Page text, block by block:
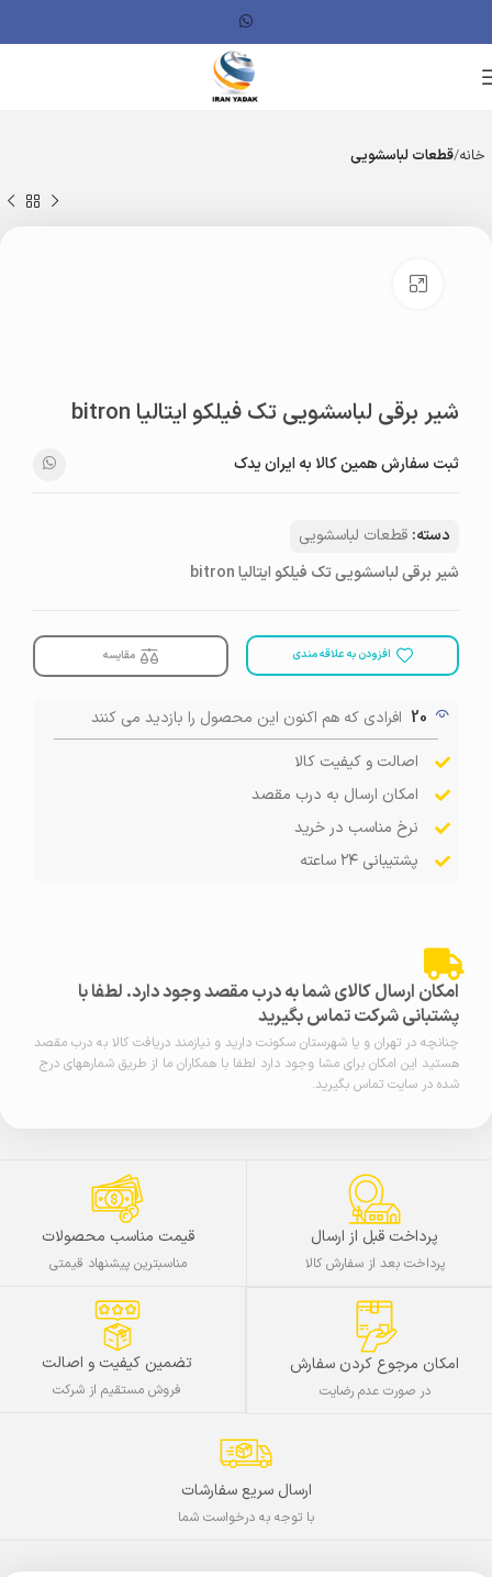
خانه قطعات لباسشویی
شیر برقی لباسشویی تک فیلکو ایتالیا bitron
ثبت سفارش همین کالا به ایران یدک
دسته: قطعات لباسشویی
شیر برقی لباسشویی تک فیلکو ایتالیا bitron
افزودن به علاقه مندی مقایسه
20 افرادی که هم اکنون این محصول را بازدید می کنند
اصالت و کیفیت کالا
امکان ارسال به درب مقصد
نرخ مناسب در خرید
پشتیبانی ۲۴ ساعته
امکان ارسال کالای شما به درب مقصد وجود دارد. لطفا با
پشتبانی شرکت تماس بگیرید
چنانچه در تهران و یا شهرستان سکونت دارید و نیازمند دریافت کالا به درب مقصد
هستید این امکان برای مشا وجود دارد لطفا با همکاران ما از طریق شمارههای درج
شده در سایت تماس بگیرید.
پرداخت قبل از ارسال
پرداخت بعد از سفارش کالا
قیمت مناسب محصولات
مناسبترین پیشنهاد قیمتی
امکان مرجوع کردن سفارش
در صورت عدم رضایت
تضمین کیفیت و اصالت
فروش مستقیم از شرکت
ارسال سریع سفارشات
با توجه به درخواست شما